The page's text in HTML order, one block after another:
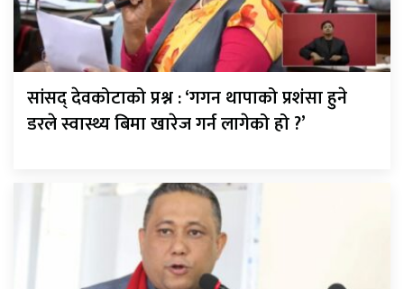
सांसद् देवकोटाको प्रश्न : ‘गगन थापाको प्रशंसा हुने
डरले स्वास्थ्य बिमा खारेज गर्न लागेको हो ?’